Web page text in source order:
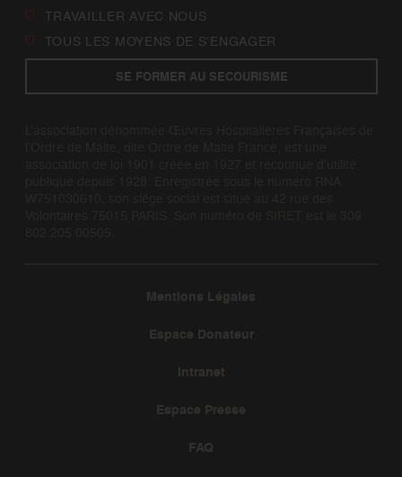
TRAVAILLER AVEC NOUS
TOUS LES MOYENS DE S’ENGAGER
SE FORMER AU SECOURISME
Mentions Légales
Espace Donateur
Intranet
Espace Presse
FAQ